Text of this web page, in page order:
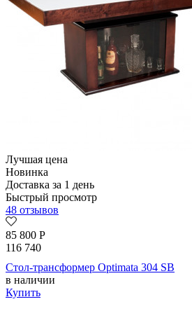
Лучшая цена
Новинка
Доставка за 1 день
Быстрый просмотр
48 отзывов
85 800 Р
116 740
Стол-трансформер Optimata 304 SB
в наличии
Купить